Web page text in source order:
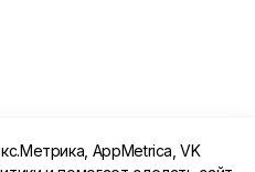
AppMetrica, VK